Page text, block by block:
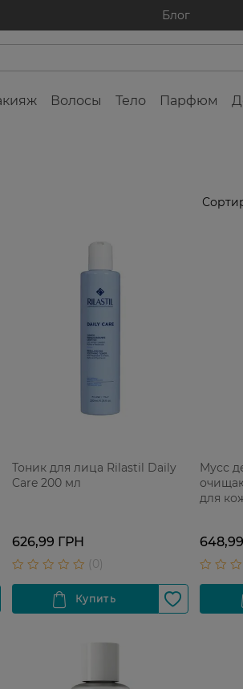
Блог
Волосы Тело Парфюм
Тоник для лица Rilastil Daily
Care 200 мл
626,99 ГРН
Мусс
для